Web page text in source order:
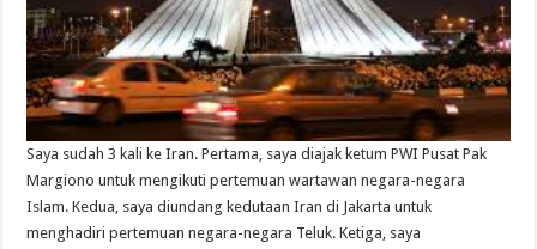
Saya sudah 3 kali ke Iran. Pertama, saya diajak ketum PWI Pusat Pak
Margiono untuk mengikuti pertemuan wartawan negara-negara
Islam. Kedua, saya diundang kedutaan Iran di Jakarta untuk
menghadiri pertemuan negara-negara Teluk. Ketiga, saya